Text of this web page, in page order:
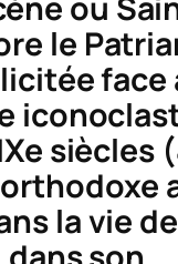
le
face
siècles
la vie de